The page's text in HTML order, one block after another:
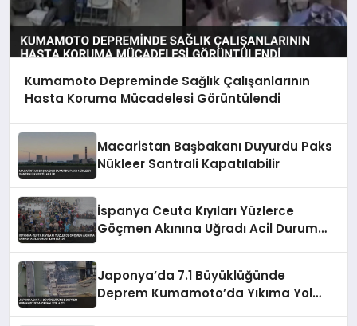
Kumamoto Depreminde Sağlık Çalışanlarının
Hasta Koruma Mücadelesi Görüntülendi
Macaristan Başbakanı Duyurdu Paks
Nükleer Santrali Kapatılabilir
İspanya Ceuta Kıyıları Yüzlerce
Göçmen Akınına Uğradı Acil Durum
Japonya’da 7.1 Büyüklüğünde
Deprem Kumamoto’da Yıkıma Yol